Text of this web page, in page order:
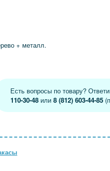
+ металл.
Есть вопросы по товару?
110-30-48 или8 (812) 603-44-85